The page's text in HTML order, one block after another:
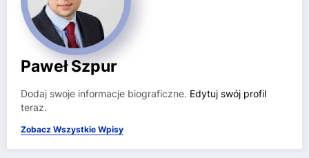
Paweł Szpur
Dodaj swoje informacje biograficzne. Edytuj swój profil
teraz.
Zobacz Wszystkie Wpisy